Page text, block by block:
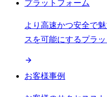
プラットフォーム
より高速かつ安全で
スを可能にするプラ
お客様事例